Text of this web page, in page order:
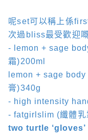
呢set可以稱上係
次過 bliss最受歡迎
- lemon + sage
霜)200ml
lemon + sage
膏)340g
- high intensity
- fatgirlslim (纖體乳
two turtle ‘gloves’